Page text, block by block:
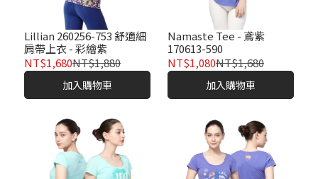
Lillian 260256-753 舒適細
肩帶上衣 - 彩繪紫
NT$1,680NT$1,880
加入購物車
Namaste Tee - 鳶紫
170613-590
NT$1,080NT$1,680
加入購物車